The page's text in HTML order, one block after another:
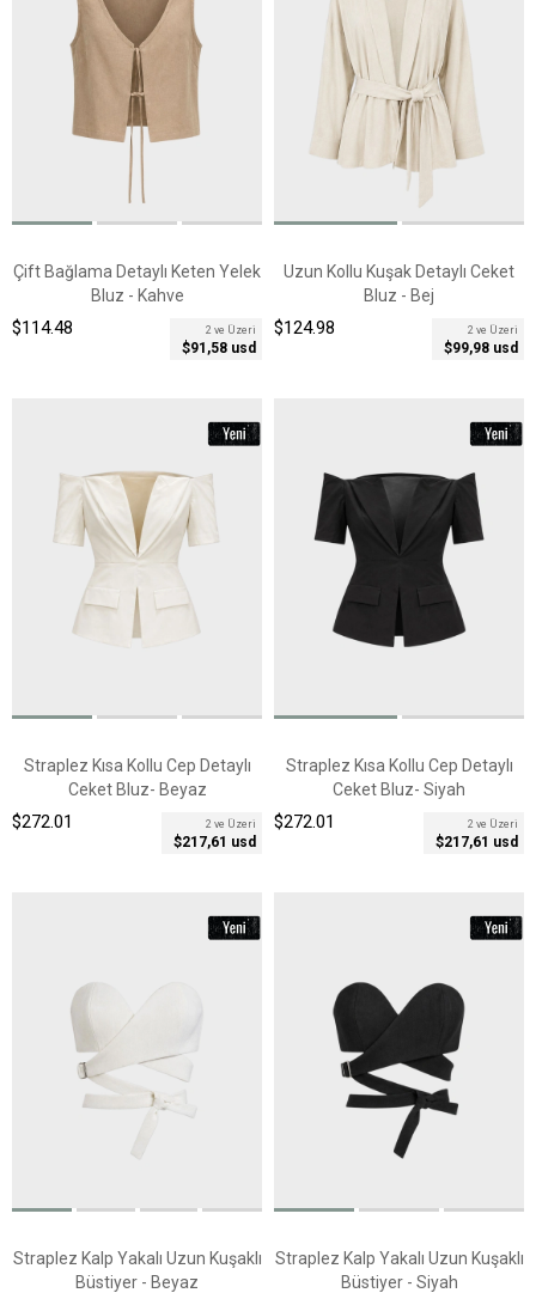
Çift Bağlama Detaylı Keten Yelek
Bluz - Kahve
2 ve Üzeri
$91,58 usd
$114.48
Uzun Kollu Kuşak Detaylı Ceket
Bluz - Bej
2 ve Üzeri
$99,98 usd
$124.98
Straplez Kısa Kollu Cep Detaylı
Ceket Bluz- Beyaz
2 ve Üzeri
$217,61 usd
$272.01
Straplez Kısa Kollu Cep Detaylı
Ceket Bluz- Siyah
2 ve Üzeri
$217,61 usd
$272.01
Straplez Kalp Yakalı Uzun Kuşaklı
Büstiyer - Beyaz
Straplez Kalp Yakalı Uzun Kuşaklı
Büstiyer - Siyah